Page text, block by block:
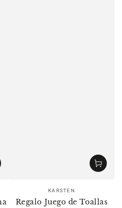
Vendedor:
KARSTEN
Regalo Juego de Toallas